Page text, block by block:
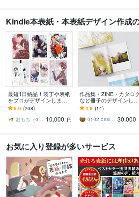
Kindle本表紙・本表紙デザイン作成
最短1日納品！装丁や表紙
をプロがデザインします
現役デザイナーが同人誌
書籍など本の表紙をデザ
インいたします
5.0 (208)
おもち（omchi_2） 10,000 円
作品集・ZINE・カタロ
など冊子のデザインしま
す アート／写真／イラス
トなど、冊子作りをお手
伝いします
4.8 (14)
0102 design 30,000
お気に入り登録が多いサービス